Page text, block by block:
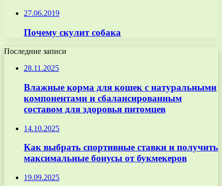
27.06.2019
Почему скулит собака
Последние записи
28.11.2025
Влажные корма для кошек с натуральными
компонентами и сбалансированным
составом для здоровья питомцев
14.10.2025
Как выбрать спортивные ставки и получить
максимальные бонусы от букмекеров
19.09.2025